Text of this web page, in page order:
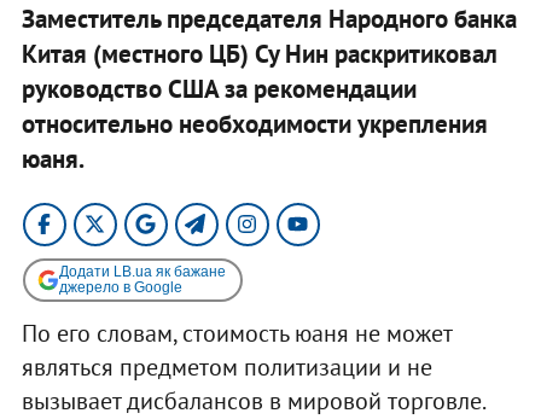
Заместитель председателя Народного банка
Китая (местного ЦБ) Су Нин раскритиковал
руководство США за рекомендации
относительно необходимости укрепления
юаня.
Додати LB.ua як бажане
джерело в Google
По его словам, стоимость юаня не может
являться предметом политизации и не
вызывает дисбалансов в мировой торговле.